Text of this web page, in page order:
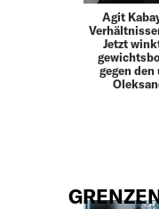
Agit
Jetzt
gegen